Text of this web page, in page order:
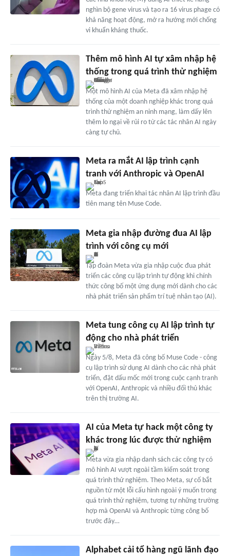
nghìn bộ gene virus và tạo ra 16 virus phage có
khả năng hoạt động, mở ra hướng mới chống
vi khuẩn kháng thuốc.
Thêm mô hình AI tự xâm nhập hệ
thống trong quá trình thử nghiệm
Một mô hình AI của Meta đã xâm nhập hệ
thống của một doanh nghiệp khác trong quá
trình thử nghiệm an ninh mạng, làm dấy lên
thêm lo ngại về rủi ro từ các tác nhân AI ngày
càng tự chủ.
Meta ra mắt AI lập trình cạnh
tranh với Anthropic và OpenAI
Meta đang triển khai tác nhân AI lập trình đầu
tiên mang tên Muse Code.
Meta gia nhập đường đua AI lập
trình với công cụ mới
Tập đoàn Meta vừa gia nhập cuộc đua phát
triển các công cụ lập trình tự động khi chính
thức công bố một ứng dụng mới dành cho các
nhà phát triển sản phẩm trí tuệ nhân tạo (AI).
Meta tung công cụ AI lập trình tự
động cho nhà phát triển
Ngày 5/8, Meta đã công bố Muse Code - công
cụ lập trình sử dụng AI dành cho các nhà phát
triển, đặt dấu mốc mới trong cuộc cạnh tranh
với OpenAI, Anthropic và nhiều đối thủ khác
trên thị trường AI.
AI của Meta tự hack một công ty
khác trong lúc được thử nghiệm
Meta vừa gia nhập danh sách các công ty có
mô hình AI vượt ngoài tầm kiểm soát trong
quá trình thử nghiệm. Theo Meta, sự cố bắt
nguồn từ một lỗi cấu hình ngoài ý muốn trong
quá trình thử nghiệm, tương tự những trường
hợp mà OpenAI và Anthropic từng công bố
trước đây…
Alphabet cải tổ hàng ngũ lãnh đạo